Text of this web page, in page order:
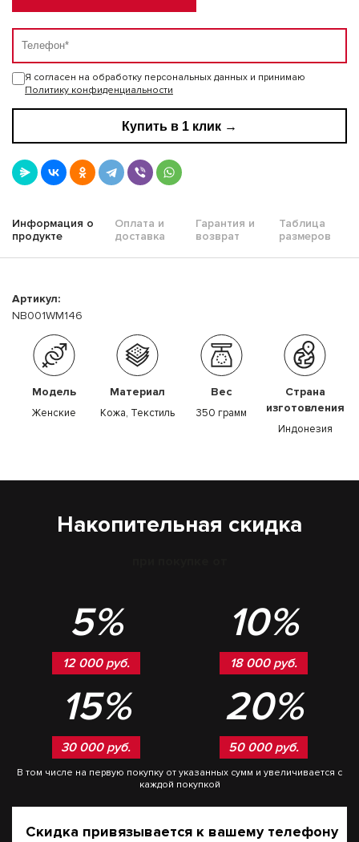
Я согласен на обработку персональных данных и принимаю
Политику конфиденциальности
Купить в 1 клик →
Информация о
продукте
Оплата и
доставка
Гарантия и
возврат
Таблица
размеров
Артикул:
NB001WM146
Модель
Женские
Материал
Кожа, Текстиль
Вес
350 грамм
Страна
изготовления
Индонезия
Накопительная скидка
5%
12 000 руб.
10%
18 000 руб.
15%
30 000 руб.
20%
50 000 руб.
В том числе на первую покупку от указанных сумм и увеличивается с
каждой покупкой
Скидка привязывается к вашему телефону